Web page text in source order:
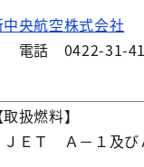
中央航空株式会社
電話 0422-31-
取扱燃料】
ＪＥＴ Ａ－１及び